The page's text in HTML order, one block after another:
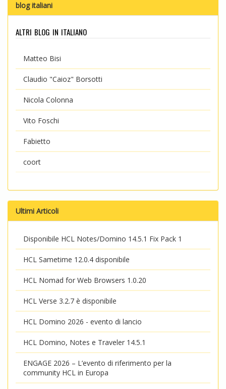
blog italiani
altri blog in italiano
Matteo Bisi
Claudio "Caioz" Borsotti
Nicola Colonna
Vito Foschi
Fabietto
coort
Ultimi Articoli
Disponibile HCL Notes/Domino 14.5.1 Fix Pack 1
HCL Sametime 12.0.4 disponibile
HCL Nomad for Web Browsers 1.0.20
HCL Verse 3.2.7 è disponibile
HCL Domino 2026 - evento di lancio
HCL Domino, Notes e Traveler 14.5.1
ENGAGE 2026 – L’evento di riferimento per la
community HCL in Europa